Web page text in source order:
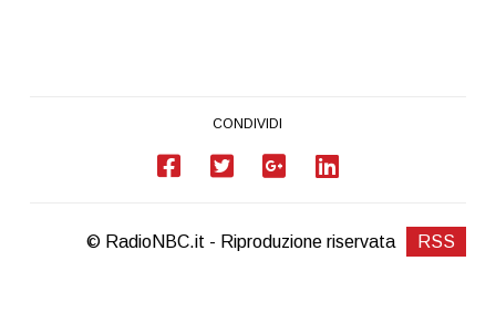
CONDIVIDI
© RadioNBC.it - Riproduzione riservata RSS